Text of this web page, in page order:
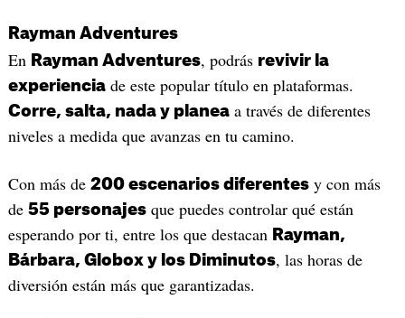
Rayman Adventures
En Rayman Adventures, podrás revivir la
experienciade este popular título en plataformas.
Corre, salta, nada y planeaa través de diferentes
niveles a medida que avanzas en tu camino.
Con más de 200 escenarios diferentesy con más
de 55 personajesque puedes controlar qué están
esperando por ti, entre los que destacan Rayman,
Bárbara, Globox y los Diminutos, las horas de
diversión están más que garantizadas.